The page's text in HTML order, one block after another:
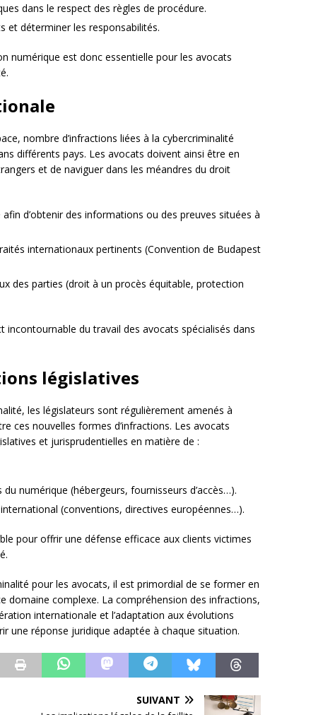
dans le respect des règles de procédure.
et déterminer les responsabilités.
numérique est donc essentielle pour les avocats
nombre d’infractions liées à la cybercriminalité
différents pays. Les avocats doivent ainsi être en
et de naviguer dans les méandres du droit
d’obtenir des informations ou des preuves situées à
internationaux pertinents (Convention de Budapest
des parties (droit à un procès équitable, protection
du travail des avocats spécialisés dans
législatives
les législateurs sont régulièrement amenés à
ces nouvelles formes d’infractions. Les avocats
et jurisprudentielles en matière de :
numérique (hébergeurs, fournisseurs d’accès…).
(conventions, directives européennes…).
pour offrir une défense efficace aux clients victimes
pour les avocats, il est primordial de se former en
domaine complexe. La compréhension des infractions,
internationale et l’adaptation aux évolutions
une réponse juridique adaptée à chaque situation.
SUIVANT